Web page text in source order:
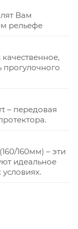
Вам
рельефе
прогулочного
– передовая
160мм) – эти
идеальное